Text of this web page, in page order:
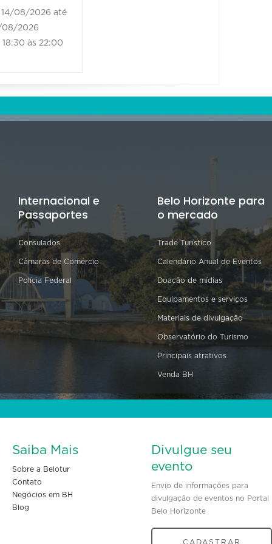
14/08/2026 até
08/2026
às 22:00
Internacional e
Passaportes
Consulados
Câmaras de Comércio
Polícia Federal
Belo Horizonte para
o mercado
Trade Turístico
Calendário Anual de Eventos
Doação de mídias
Equipamentos e serviços
Materiais de divulgação
Observatório do Turismo
Principais atrativos
Venda BH
Saiba Mais
Sobre a Belotur
Contato
Negócios em BH
Blog
Divulgue seu
evento
Envio de informações para
divulgação de eventos no Portal
Belo Horizonte
CADASTRAR